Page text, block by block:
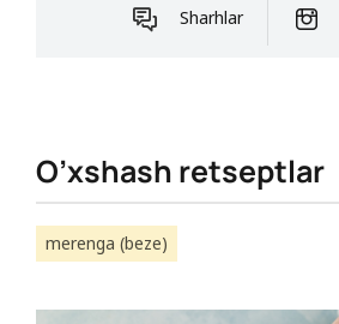
Sharhlar
O’xshash retseptlar
merenga (beze)